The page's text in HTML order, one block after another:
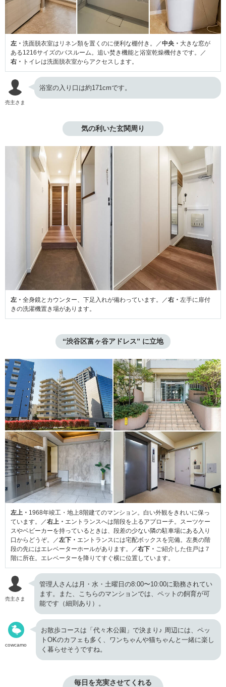
左・ 洗面脱衣室はリネン類を置くのに便利な棚付き。／中央・ 大きな窓が
ある1216サイズのバスルーム。追い焚き機能と浴室乾燥機付きです。／
右・ トイレは洗面脱衣室からアクセスします。
売主さま
浴室の入り口は約171cmです。
気の利いた玄関周り
左・ 全身鏡とカウンター、下足入れが備わっています。／右・ 左手に扉付
きの洗濯機置き場があります。
“渋谷区富ヶ谷アドレス” に立地
左上・ 1968年竣工・地上8階建てのマンション。白い外観をきれいに保っ
ています。／右上・ エントランスへは階段を上るアプローチ。スーツケー
スやベビーカーを持っているときは、段差の少ない隣の駐車場にある入り
口からどうぞ。／左下・ エントランスには宅配ボックスを完備。左奥の階
段の先にはエレベーターホールがあります。／右下・ ご紹介した住戸は７
階に所在。エレベーターを降りてすぐ横に位置しています。
売主さま
管理人さんは月・水・土曜日の8:00〜10:00に勤務されてい
ます。また、こちらのマンションでは、ペットの飼育が可
能です（細則あり）。
cowcamo
お散歩コースは「代々木公園」で決まり♪ 周辺には、ペッ
トOKのカフェも多く、ワンちゃんや猫ちゃんと一緒に楽し
く暮らせそうですね。
毎日を充実させてくれる